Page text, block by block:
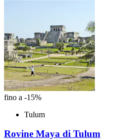
fino a -15%
Tulum
Rovine Maya di Tulum